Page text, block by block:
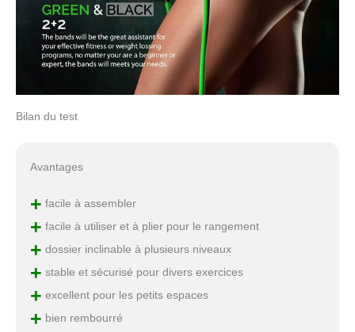
Bilan du test
Avantages
+ facile à assembler
+ facile à utiliser et à plier pour le rangement
+ dossier inclinable à plusieurs niveaux
+ stable et sécurisé pour divers exercices
+ excellent pour les petits espaces
+ bien rembourré